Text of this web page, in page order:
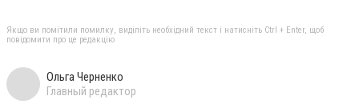
Якщо ви помітили помилку, виділіть необхідний текст і натисніть Ctrl + Enter, щоб
повідомити про це редакцію
Ольга Черненко
Главный редактор